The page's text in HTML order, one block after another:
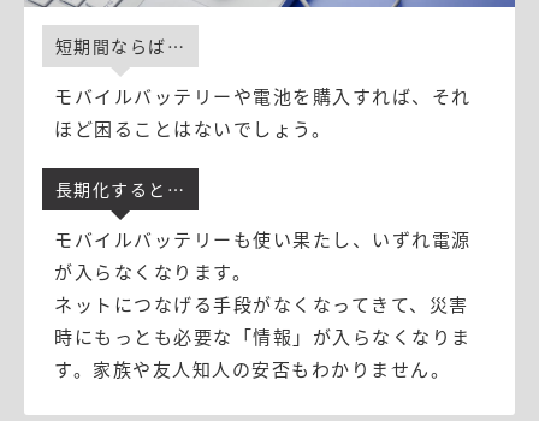
短期間ならば⋯
モバイルバッテリーや電池を購入すれば、それ
ほど困ることはないでしょう。
長期化すると⋯
モバイルバッテリーも使い果たし、いずれ電源
が入らなくなります。
ネットにつなげる手段がなくなってきて、災害
時にもっとも必要な「情報」が入らなくなりま
す。家族や友人知人の安否もわかりません。